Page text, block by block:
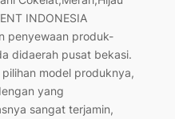
INDONESIA
penyewaan produk-
didaerah pusat bekasi.
model produknya,
yang
sangat terjamin,